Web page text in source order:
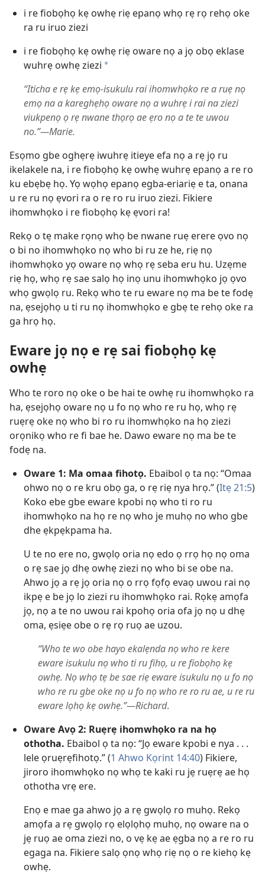
i re fiobọhọ kẹ owhẹ riẹ epanọ whọ rẹ rọ rehọ oke
ra ru iruo ziezi
i re fiobọhọ kẹ owhẹ riẹ oware nọ a jọ obọ eklase
wuhrẹ owhẹ ziezi a
“Iticha e rẹ kẹ emọ-isukulu rai ihomwhọko re a ruẹ nọ
emọ na a kareghẹhọ oware nọ a wuhrẹ i rai na ziezi
viukpenọ ọ rẹ nwane thọrọ ae ẹro nọ a te te uwou
no.”—Marie.
Esọmo gbe oghẹrẹ iwuhrẹ itieye efa nọ a rẹ jọ ru
ikelakele na, i re fiobọhọ kẹ owhẹ wuhrẹ epanọ a re ro
ku ebẹbẹ họ. Yọ wọhọ epanọ egba-eriariẹ e ta, onana
u re ru nọ ẹvori ra o re ro ru iruo ziezi. Fikiere
ihomwhọko i re fiobọhọ kẹ ẹvori ra!
Rekọ o tẹ make rọnọ whọ be nwane ruẹ erere ọvo nọ
o bi no ihomwhọko nọ who bi ru ze he, riẹ nọ
ihomwhọko yọ oware nọ whọ rẹ seba eru hu. Uzẹme
riẹ họ, whọ rẹ sae salọ họ inọ unu ihomwhọko jọ ọvo
whọ gwọlọ ru. Rekọ who te ru eware nọ ma be te fodẹ
na, ẹsejọhọ u ti ru nọ ihomwhọko e gbẹ te rehọ oke ra
ga hrọ họ.
Eware jọ nọ e rẹ sai fiobọhọ kẹ
owhẹ
Who te roro nọ oke o be hai te owhẹ ru ihomwhọko ra
ha, ẹsejọhọ oware nọ u fo nọ who re ru họ, whọ rẹ
ruẹrẹ oke nọ who bi ro ru ihomwhọko na họ ziezi
orọnikọ who re fi bae he. Dawo eware nọ ma be te
fodẹ na.
Oware 1: Ma omaa fihotọ. Ebaibol ọ ta nọ: “Omaa
ohwo nọ o re kru obọ ga, o rẹ riẹ nya hrọ.” (Itẹ 21:5)
Koko ebe gbe eware kpobi nọ who ti ro ru
ihomwhọko na họ re nọ who je muhọ no who gbe
dhe ẹkpẹkpama ha.
U te no ere no, gwọlọ oria nọ edo ọ rrọ họ nọ oma
o rẹ sae jọ dhẹ owhẹ ziezi nọ who bi se obe na.
Ahwo jọ a rẹ jọ oria nọ o rrọ fọfọ evaọ uwou rai nọ
ikpẹ e be jọ lo ziezi ru ihomwhọko rai. Rọkẹ amọfa
jọ, nọ a te no uwou rai kpohọ oria ofa jọ nọ u dhẹ
oma, ẹsiẹe obe o rẹ rọ ruọ ae uzou.
“Who te wo obe hayo ekalẹnda nọ who re kere
eware isukulu nọ who ti ru fihọ, u re fiobọhọ kẹ
owhẹ. Nọ whọ tẹ be sae riẹ eware isukulu nọ u fo nọ
who re ru gbe oke nọ u fo nọ who re ro ru ae, u re ru
eware lọhọ kẹ owhẹ.”—Richard.
Oware Avọ 2: Ruẹrẹ ihomwhọko ra na họ
othotha. Ebaibol ọ ta nọ: “Jọ eware kpobi e nya . . .
lele ọruẹrẹfihotọ.” (1 Ahwo Kọrint 14:40) Fikiere,
jiroro ihomwhọko nọ whọ te kaki ru jẹ ruẹrẹ ae họ
othotha vrẹ ere.
Enọ e mae ga ahwo jọ a rẹ gwọlọ ro muhọ. Rekọ
amọfa a rẹ gwọlọ rọ elọlọhọ muhọ, nọ oware na o
jẹ ruọ ae oma ziezi no, o vẹ kẹ ae ẹgba nọ a re ro ru
egaga na. Fikiere salọ ọnọ whọ riẹ nọ o re kiehọ kẹ
owhẹ.